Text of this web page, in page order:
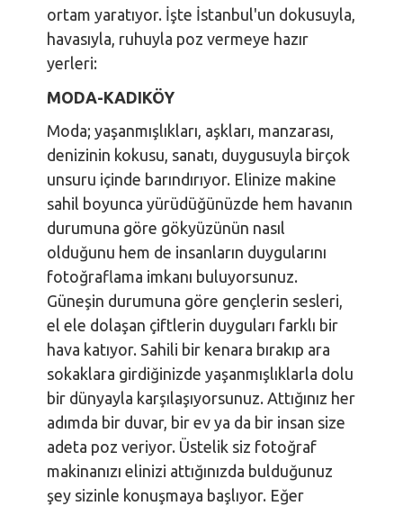
ortam yaratıyor. İşte İstanbul'un dokusuyla,
havasıyla, ruhuyla poz vermeye hazır
yerleri:
MODA-KADIKÖY
Moda; yaşanmışlıkları, aşkları, manzarası,
denizinin kokusu, sanatı, duygusuyla birçok
unsuru içinde barındırıyor. Elinize makine
sahil boyunca yürüdüğünüzde hem havanın
durumuna göre gökyüzünün nasıl
olduğunu hem de insanların duygularını
fotoğraflama imkanı buluyorsunuz.
Güneşin durumuna göre gençlerin sesleri,
el ele dolaşan çiftlerin duyguları farklı bir
hava katıyor. Sahili bir kenara bırakıp ara
sokaklara girdiğinizde yaşanmışlıklarla dolu
bir dünyayla karşılaşıyorsunuz. Attığınız her
adımda bir duvar, bir ev ya da bir insan size
adeta poz veriyor. Üstelik siz fotoğraf
makinanızı elinizi attığınızda bulduğunuz
şey sizinle konuşmaya başlıyor. Eğer